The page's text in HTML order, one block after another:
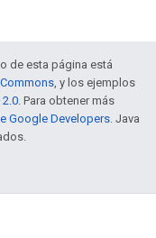
de esta página está
, y los ejemplos
2.0. Para obtener más
Google Developers. Java